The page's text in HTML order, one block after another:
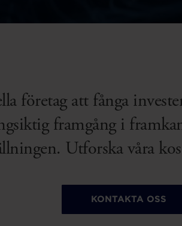
företag att fånga
framgång i
Utforska våra
KONTAKTA OSS